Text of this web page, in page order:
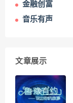
金融创富
音乐有声
文章展示